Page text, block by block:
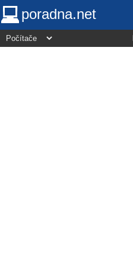
poradna.net